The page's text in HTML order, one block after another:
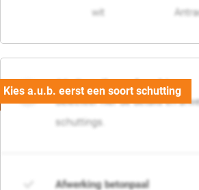
wit
03. Detail en afwerking
Selecteer hier de details en
schuttings.
Afwerking betonpaal